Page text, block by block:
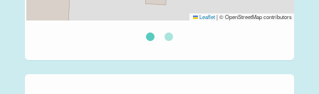
Leaflet|© OpenStreetMap contributors